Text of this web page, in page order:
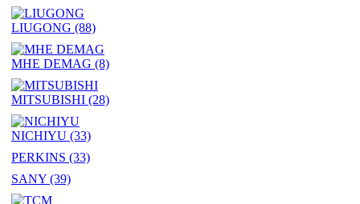
LIUGONG (88)
MHE DEMAG (8)
MITSUBISHI (28)
NICHIYU (33)
PERKINS (33)
SANY (39)